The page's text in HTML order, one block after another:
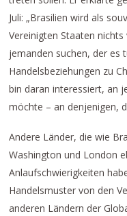
Juli: „Brasilien wird als
Vereinigten Staaten
jemanden suchen, der es
Handelsbeziehungen zu
bin daran interessiert, an
möchte – an denjenigen,
Andere Länder, die wie
Washington und London
Anlaufschwierigkeiten
Handelsmuster von den
anderen Ländern der